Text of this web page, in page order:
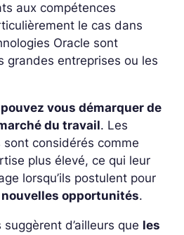
aux compétences
le cas dans
Oracle sont
grandes entreprises ou les
vous démarquer de
du travail. Les
considérés comme
plus élevé, ce qui leur
lorsqu’ils postulent pour
nouvelles opportunités.
d’ailleurs que les